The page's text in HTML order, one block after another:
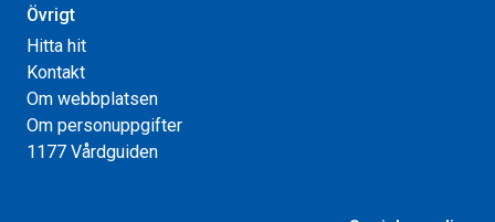
Övrigt
Hitta hit
Kontakt
Om webbplatsen
Om personuppgifter
1177 Vårdguiden